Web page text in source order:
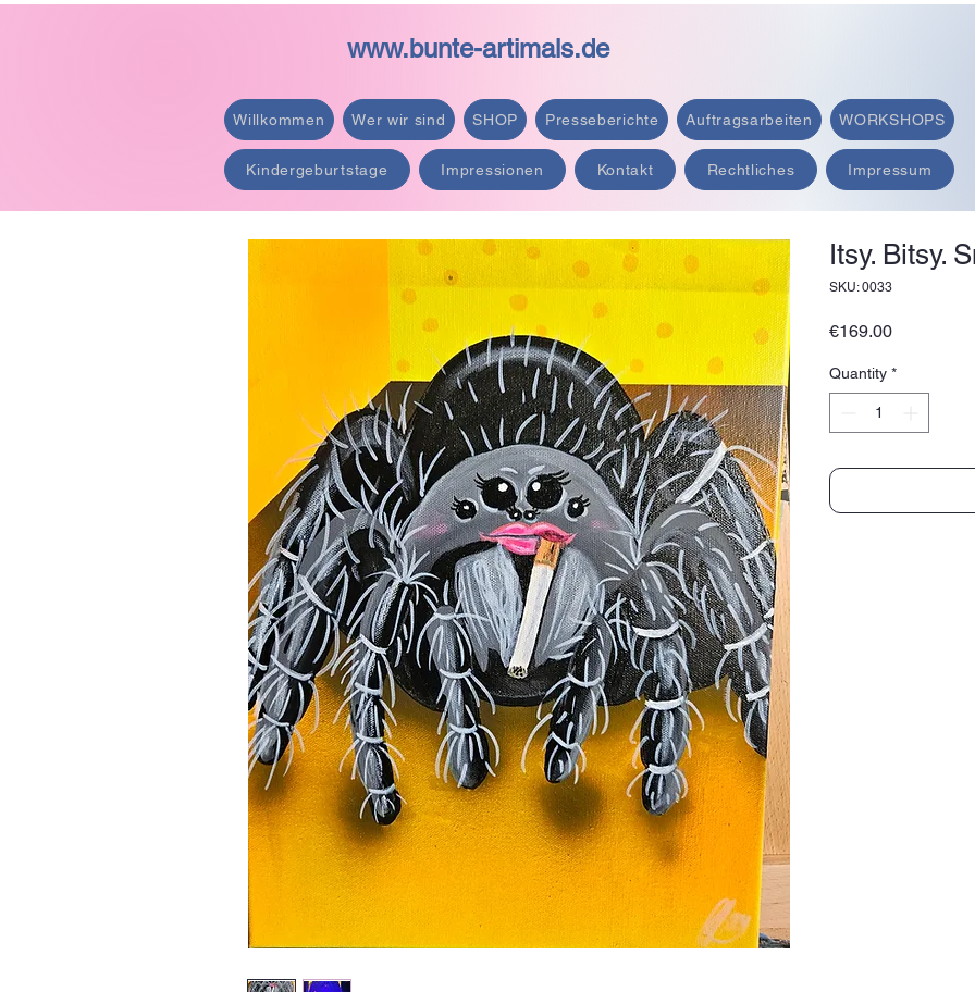
www.bunte-artimals.de
Willkommen Wer wir sind SHOP Presseberichte Auftragsarbeiten WORKSHOPS
Kindergeburtstage Impressionen Kontakt Rechtliches Impressum
Itsy. Bitsy.
SKU: 0033
€169.00Price
Quantity *